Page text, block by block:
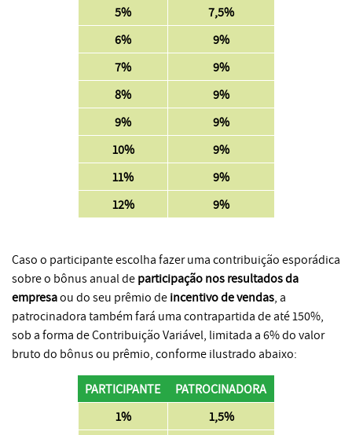
5%
7,5%
6%
9%
7%
9%
8%
9%
9%
9%
10%
9%
11%
9%
12%
9%
Caso o participante escolha fazer uma contribuição esporádica
sobre o bônus anual de participação nos resultados da
empresaou do seu prêmio de incentivo de vendas, a
patrocinadora também fará uma contrapartida de até 150%,
sob a forma de Contribuição Variável, limitada a 6% do valor
bruto do bônus ou prêmio, conforme ilustrado abaixo:
PARTICIPANTE
PATROCINADORA
1%
1,5%